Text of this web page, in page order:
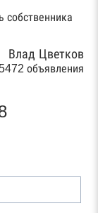
собственника
Влад Цветков
объявления